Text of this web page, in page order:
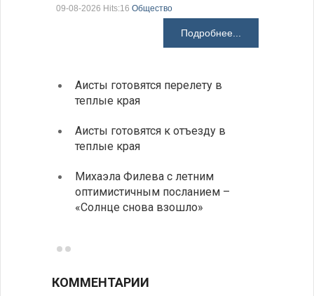
09-08-2026 Hits:16 Общество
Подробнее...
Аисты готовятся перелету в
теплые края
Аисты готовятся к отъезду в
теплые края
Михаэла Филева с летним
оптимистичным посланием –
«Солнце снова взошло»
КОММЕНТАРИИ